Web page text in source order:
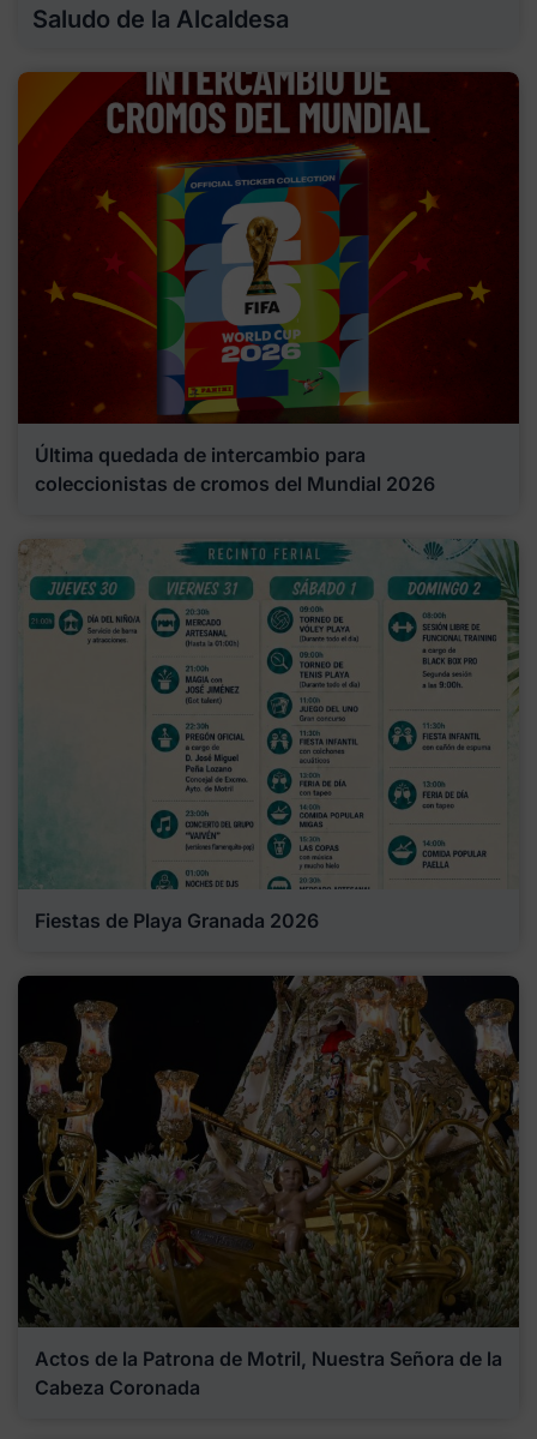
Saludo de la Alcaldesa
Última quedada de intercambio para
coleccionistas de cromos del Mundial 2026
Fiestas de Playa Granada 2026
Actos de la Patrona de Motril, Nuestra Señora de la
Cabeza Coronada